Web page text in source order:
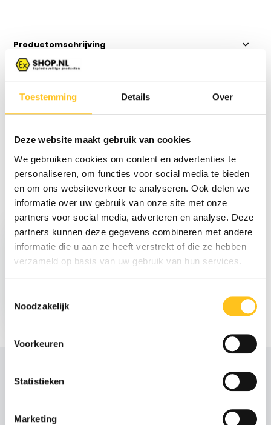
Toestemming Details Over
Deze website maakt gebruik van cookies
We gebruiken cookies om content en advertenties te
personaliseren, om functies voor social media te bieden
en om ons websiteverkeer te analyseren. Ook delen we
informatie over uw gebruik van onze site met onze
partners voor social media, adverteren en analyse. Deze
partners kunnen deze gegevens combineren met andere
informatie die u aan ze heeft verstrekt of die ze hebben
verzameld op basis van uw gebruik van hun services.
Noodzakelijk
Voorkeuren
Statistieken
Marketing
Productomschrijving
Specificaties
Reviews
Delen
Recent bekeken
Excl. btw